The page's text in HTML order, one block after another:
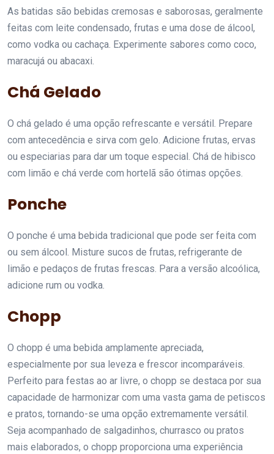
As batidas são bebidas cremosas e saborosas, geralmente
feitas com leite condensado, frutas e uma dose de álcool,
como vodka ou cachaça. Experimente sabores como coco,
maracujá ou abacaxi.
Chá Gelado
O chá gelado é uma opção refrescante e versátil. Prepare
com antecedência e sirva com gelo. Adicione frutas, ervas
ou especiarias para dar um toque especial. Chá de hibisco
com limão e chá verde com hortelã são ótimas opções.
Ponche
O ponche é uma bebida tradicional que pode ser feita com
ou sem álcool. Misture sucos de frutas, refrigerante de
limão e pedaços de frutas frescas. Para a versão alcoólica,
adicione rum ou vodka.
Chopp
O chopp é uma bebida amplamente apreciada,
especialmente por sua leveza e frescor incomparáveis.
Perfeito para festas ao ar livre, o chopp se destaca por sua
capacidade de harmonizar com uma vasta gama de petiscos
e pratos, tornando-se uma opção extremamente versátil.
Seja acompanhado de salgadinhos, churrasco ou pratos
mais elaborados, o chopp proporciona uma experiência